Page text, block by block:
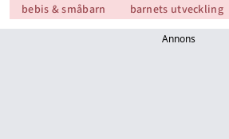
bebis & småbarn barnets utveckling
Annons